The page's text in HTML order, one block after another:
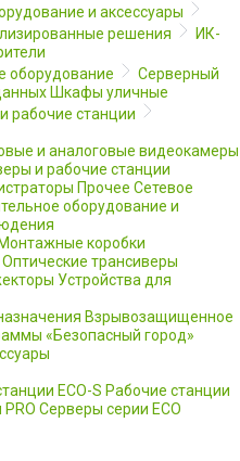
и аксессуары
решения
ИК-
оборудование
Серверный
Шкафы уличные
рабочие станции
и аналоговые видеокамеры
и рабочие станции
Прочее Сетевое
оборудование и
Монтажные коробки
Оптические трансиверы
Устройства для
Взрывозащищенное
«Безопасный город»
ECO-S Рабочие станции
Серверы серии ECO